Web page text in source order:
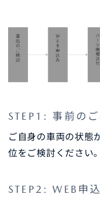
STEP1: 事前の
ご自身の車両の状態
位をご検討ください。
STEP2: WEB申